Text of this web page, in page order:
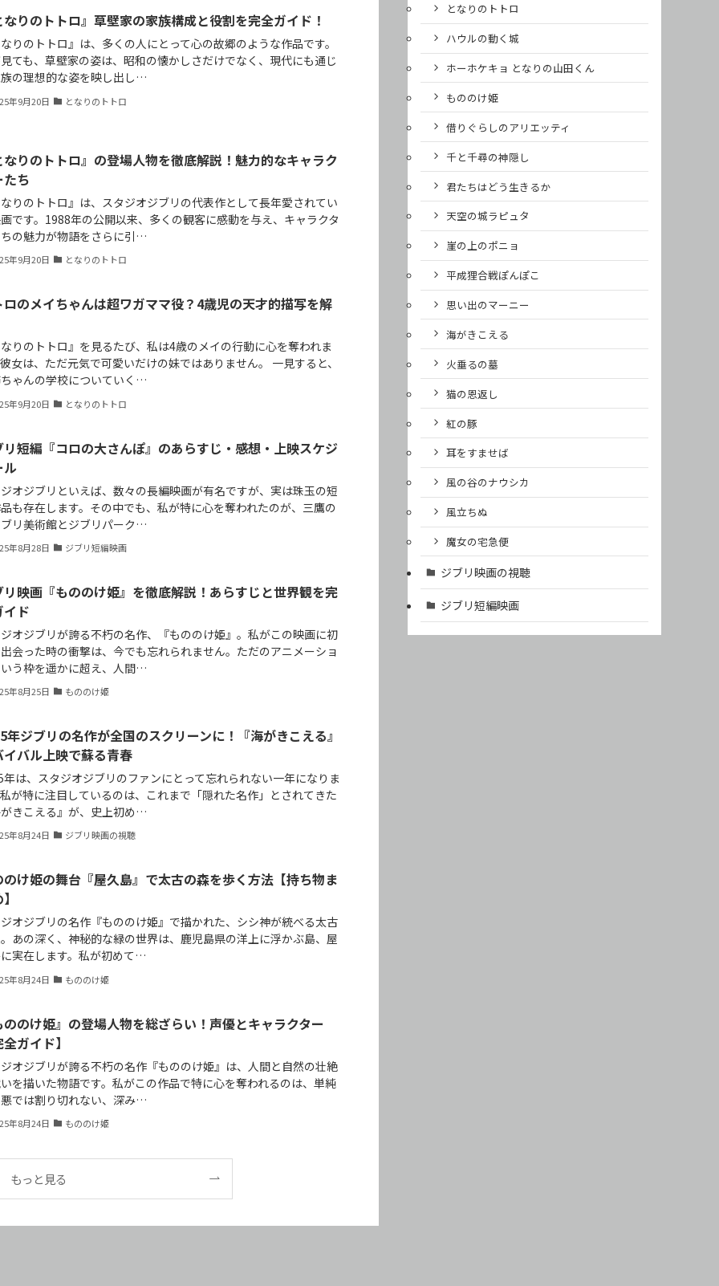
りのトトロ』草壁家の家族構成と役割を完全ガイド！
りのトトロ』は、多くの人にとって心の故郷のような作品です。
ても、草壁家の姿は、昭和の懐かしさだけでなく、現代にも通じ
の理想的な姿を映し出し…
年9月20日 となりのトトロ
なりのトトロ』の登場人物を徹底解説！魅力的なキャラク
ち
りのトトロ』は、スタジオジブリの代表作として長年愛されてい
です。1988年の公開以来、多くの観客に感動を与え、キャラクタ
の魅力が物語をさらに引…
年9月20日 となりのトトロ
ロのメイちゃんは超ワガママ役？4歳児の天才的描写を解
りのトトロ』を見るたび、私は4歳のメイの行動に心を奪われま
女は、ただ元気で可愛いだけの妹ではありません。 一見すると、
ゃんの学校についていく…
年9月20日 となりのトトロ
リ短編『コロの大さんぽ』のあらすじ・感想・上映スケジ
ル
オジブリといえば、数々の長編映画が有名ですが、実は珠玉の短
も存在します。その中でも、私が特に心を奪われたのが、三鷹の
リ美術館とジブリパーク…
年8月28日 ジブリ短編映画
リ映画『もののけ姫』を徹底解説！あらすじと世界観を完
ド
オジブリが誇る不朽の名作、『もののけ姫』。私がこの映画に初
会った時の衝撃は、今でも忘れられません。ただのアニメーショ
う枠を遥かに超え、人間…
年8月25日 もののけ姫
年ジブリの名作が全国のスクリーンに！『海がきこえる』
イバル上映で蘇る青春
年は、スタジオジブリのファンにとって忘れられない一年になりま
が特に注目しているのは、これまで「隠れた名作」とされてきた
きこえる』が、史上初め…
年8月24日 ジブリ映画の視聴
のけ姫の舞台『屋久島』で太古の森を歩く方法【持ち物ま
オジブリの名作『もののけ姫』で描かれた、シシ神が統べる太古
あの深く、神秘的な緑の世界は、鹿児島県の洋上に浮かぶ島、屋
実在します。私が初めて…
年8月24日 もののけ姫
ののけ姫』の登場人物を総ざらい！声優とキャラクター
ガイド】
オジブリが誇る不朽の名作『もののけ姫』は、人間と自然の壮絶
を描いた物語です。私がこの作品で特に心を奪われるのは、単純
では割り切れない、深み…
年8月24日 もののけ姫
もっと見る
となりのトトロ
ハウルの動く城
ホーホケキョ となりの山田くん
もののけ姫
借りぐらしのアリエッティ
千と千尋の神隠し
君たちはどう生きるか
天空の城ラピュタ
崖の上のポニョ
平成狸合戦ぽんぽこ
思い出のマーニー
海がきこえる
火垂るの墓
猫の恩返し
紅の豚
耳をすませば
風の谷のナウシカ
風立ちぬ
魔女の宅急便
ジブリ映画の視聴
ジブリ短編映画